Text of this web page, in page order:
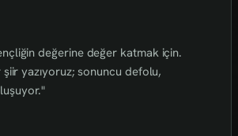
değerine değer katmak için.
şiir yazıyoruz; sonuncu defolu,